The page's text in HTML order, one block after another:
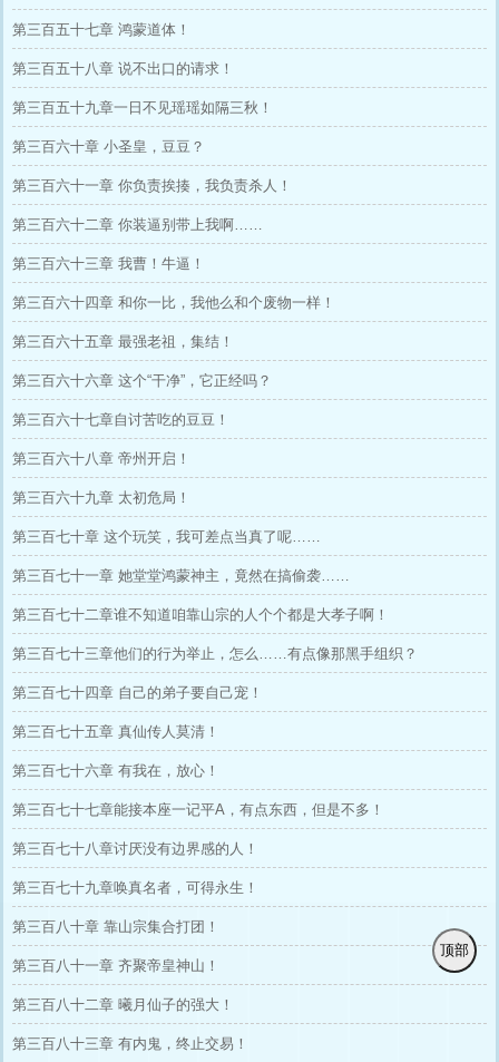
第三百五十七章 鸿蒙道体！
第三百五十八章 说不出口的请求！
第三百五十九章一日不见瑶瑶如隔三秋！
第三百六十章 小圣皇，豆豆？
第三百六十一章 你负责挨揍，我负责杀人！
第三百六十二章 你装逼别带上我啊……
第三百六十三章 我曹！牛逼！
第三百六十四章 和你一比，我他么和个废物一样！
第三百六十五章 最强老祖，集结！
第三百六十六章 这个“干净”，它正经吗？
第三百六十七章自讨苦吃的豆豆！
第三百六十八章 帝州开启！
第三百六十九章 太初危局！
第三百七十章 这个玩笑，我可差点当真了呢……
第三百七十一章 她堂堂鸿蒙神主，竟然在搞偷袭……
第三百七十二章谁不知道咱靠山宗的人个个都是大孝子啊！
第三百七十三章他们的行为举止，怎么……有点像那黑手组织？
第三百七十四章 自己的弟子要自己宠！
第三百七十五章 真仙传人莫清！
第三百七十六章 有我在，放心！
第三百七十七章能接本座一记平A，有点东西，但是不多！
第三百七十八章讨厌没有边界感的人！
第三百七十九章唤真名者，可得永生！
第三百八十章 靠山宗集合打团！
第三百八十一章 齐聚帝皇神山！
第三百八十二章 曦月仙子的强大！
第三百八十三章 有内鬼，终止交易！
顶部